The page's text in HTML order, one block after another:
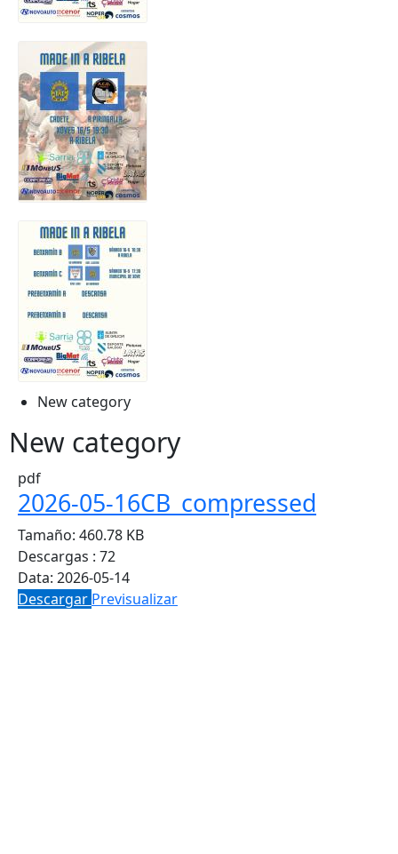
New category
New category
pdf
2026-05-16CB_compressed
Tamaño: 460.78 KB
Descargas : 72
Data: 2026-05-14
Descargar Previsualizar